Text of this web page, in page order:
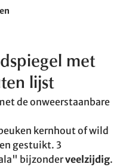
met
lijst
de onweerstaanbare
kernhout of wild
gestuikt. 3
bijzonderveelzijdig.